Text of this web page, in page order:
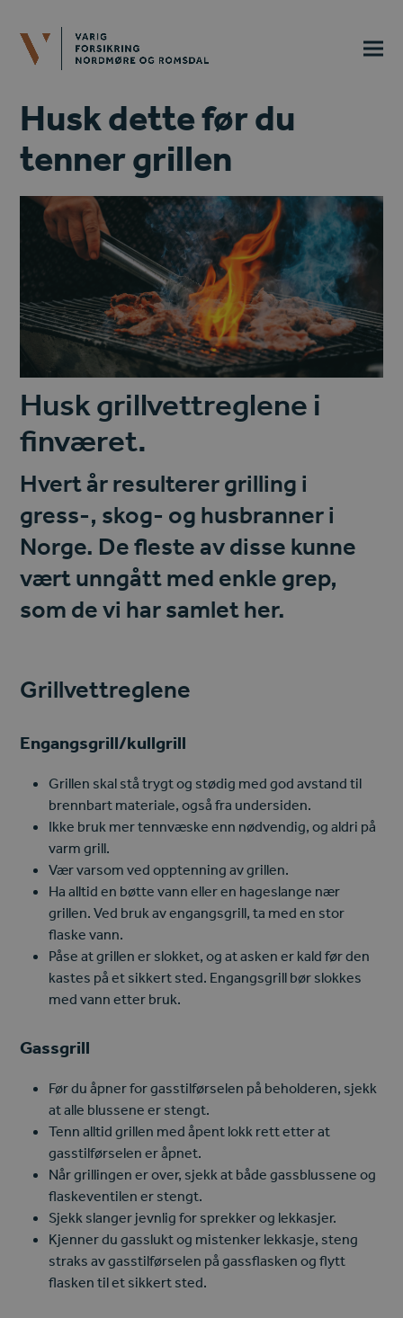
Husk dette før du
tenner grillen
Husk grillvettreglene i
finværet.
Hvert år resulterer grilling i
gress-, skog- og husbranner i
Norge. De fleste av disse kunne
vært unngått med enkle grep,
som de vi har samlet her.
Grillvettreglene
Engangsgrill/kullgrill
Grillen skal stå trygt og stødig med god avstand til
brennbart materiale, også fra undersiden.
Ikke bruk mer tennvæske enn nødvendig, og aldri på
varm grill.
Vær varsom ved opptenning av grillen.
Ha alltid en bøtte vann eller en hageslange nær
grillen. Ved bruk av engangsgrill, ta med en stor
flaske vann.
Påse at grillen er slokket, og at asken er kald før den
kastes på et sikkert sted. Engangsgrill bør slokkes
med vann etter bruk.
Gassgrill
Før du åpner for gasstilførselen på beholderen, sjekk
at alle blussene er stengt.
Tenn alltid grillen med åpent lokk rett etter at
gasstilførselen er åpnet.
Når grillingen er over, sjekk at både gassblussene og
flaskeventilen er stengt.
Sjekk slanger jevnlig for sprekker og lekkasjer.
Kjenner du gasslukt og mistenker lekkasje, steng
straks av gasstilførselen på gassflasken og flytt
flasken til et sikkert sted.